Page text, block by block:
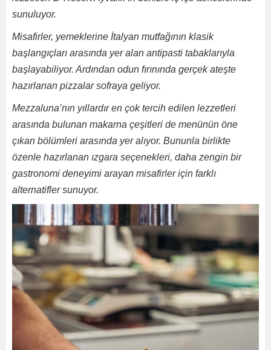
sunuluyor.
Misafirler, yemeklerine İtalyan mutfağının klasik
başlangıçları arasında yer alan antipasti tabaklarıyla
başlayabiliyor. Ardından odun fırınında gerçek ateşte
hazırlanan pizzalar sofraya geliyor.
Mezzaluna’nın yıllardır en çok tercih edilen lezzetleri
arasında bulunan makarna çeşitleri de menünün öne
çıkan bölümleri arasında yer alıyor. Bununla birlikte
özenle hazırlanan ızgara seçenekleri, daha zengin bir
gastronomi deneyimi arayan misafirler için farklı
alternatifler sunuyor.